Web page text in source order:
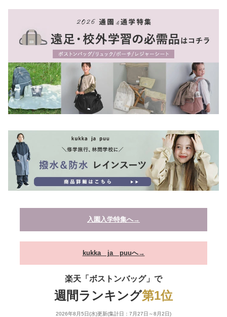
入園入学特集へ→
kukka ja puuへ→
楽天「ボストンバッグ」で
週間ランキング第1位
2026年8月5日(水)更新(集計日：7月27日～8月2日)